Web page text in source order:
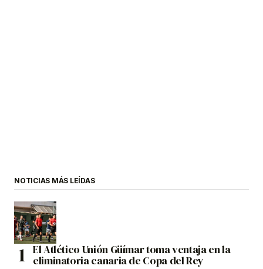
NOTICIAS MÁS LEÍDAS
El Atlético Unión Güímar toma ventaja en la
eliminatoria canaria de Copa del Rey